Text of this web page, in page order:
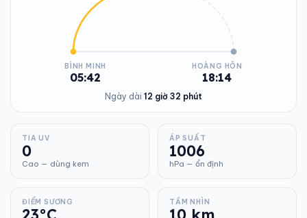
BÌNH MINH
05:42
HOÀNG HÔN
18:14
Ngày dài 12 giờ 32 phút
TIA UV
0
Cao — dùng kem
ÁP SUẤT
1006
hPa — ổn định
ĐIỂM SƯƠNG TẦM NHÌN